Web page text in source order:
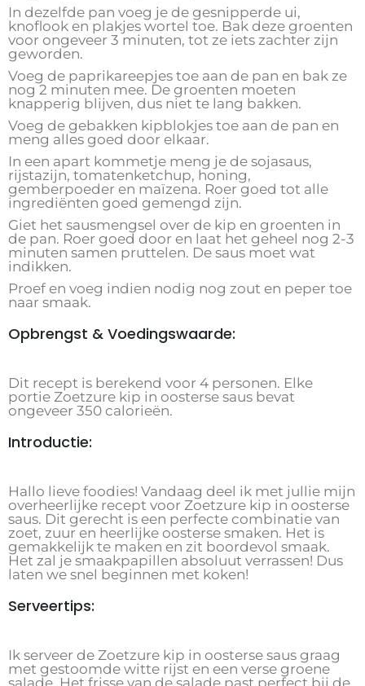
In dezelfde pan voeg je de gesnipperde ui,
knoflook en plakjes wortel toe. Bak deze groenten
voor ongeveer 3 minuten, tot ze iets zachter zijn
geworden.
Voeg de paprikareepjes toe aan de pan en bak ze
nog 2 minuten mee. De groenten moeten
knapperig blijven, dus niet te lang bakken.
Voeg de gebakken kipblokjes toe aan de pan en
meng alles goed door elkaar.
In een apart kommetje meng je de sojasaus,
rijstazijn, tomatenketchup, honing,
gemberpoeder en maïzena. Roer goed tot alle
ingrediënten goed gemengd zijn.
Giet het sausmengsel over de kip en groenten in
de pan. Roer goed door en laat het geheel nog 2-3
minuten samen pruttelen. De saus moet wat
indikken.
Proef en voeg indien nodig nog zout en peper toe
naar smaak.
Opbrengst & Voedingswaarde:
Dit recept is berekend voor 4 personen. Elke
portie Zoetzure kip in oosterse saus bevat
ongeveer 350 calorieën.
Introductie:
Hallo lieve foodies! Vandaag deel ik met jullie mijn
overheerlijke recept voor Zoetzure kip in oosterse
saus. Dit gerecht is een perfecte combinatie van
zoet, zuur en heerlijke oosterse smaken. Het is
gemakkelijk te maken en zit boordevol smaak.
Het zal je smaakpapillen absoluut verrassen! Dus
laten we snel beginnen met koken!
Serveertips:
Ik serveer de Zoetzure kip in oosterse saus graag
met gestoomde witte rijst en een verse groene